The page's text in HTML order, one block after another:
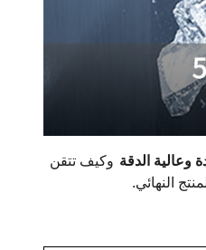
وعالية الدقة وكيف تتقن